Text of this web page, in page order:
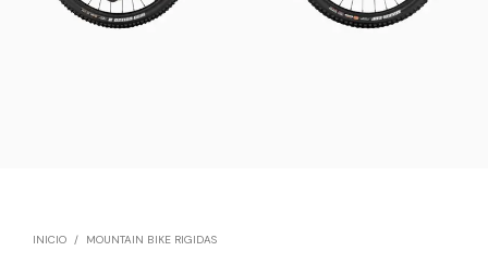
INICIO / MOUNTAIN BIKE RIGIDAS